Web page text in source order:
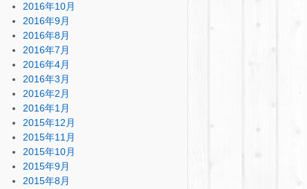
2016年10月
2016年9月
2016年8月
2016年7月
2016年4月
2016年3月
2016年2月
2016年1月
2015年12月
2015年11月
2015年10月
2015年9月
2015年8月